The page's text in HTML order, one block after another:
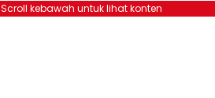
Scroll kebawah untuk lihat konten